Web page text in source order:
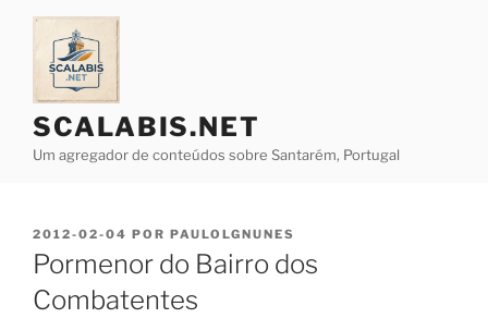
Saltar
conteúdo
SCALABIS.NET
Um agregador de conteúdos sobre Santarém, Portugal
PUBLICADO
EM
2012-02-04 POR PAULOLGNUNES
Pormenor do Bairro dos
Combatentes